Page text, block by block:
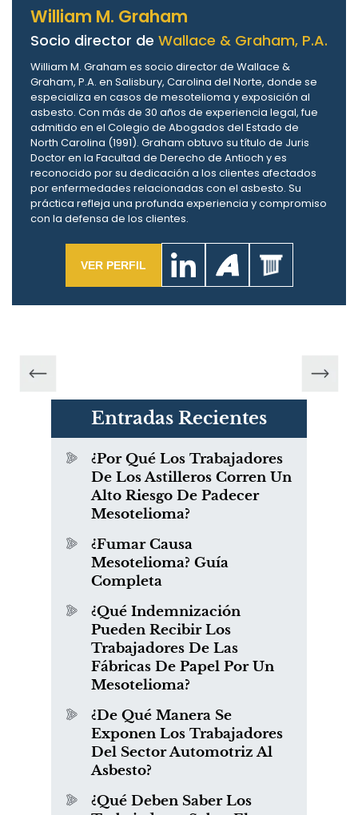
William M. Graham
Socio director de Wallace & Graham, P.A.
William M. Graham es socio director de Wallace &
Graham, P.A. en Salisbury, Carolina del Norte, donde se
especializa en casos de mesotelioma y exposición al
asbesto. Con más de 30 años de experiencia legal, fue
admitido en el Colegio de Abogados del Estado de
North Carolina (1991). Graham obtuvo su título de Juris
Doctor en la Facultad de Derecho de Antioch y es
reconocido por su dedicación a los clientes afectados
por enfermedades relacionadas con el asbesto. Su
práctica refleja una profunda experiencia y compromiso
con la defensa de los clientes.
VER PERFIL
Entradas Recientes
¿Por Qué Los Trabajadores
De Los Astilleros Corren Un
Alto Riesgo De Padecer
Mesotelioma?
¿Fumar Causa
Mesotelioma? Guía
Completa
¿Qué Indemnización
Pueden Recibir Los
Trabajadores De Las
Fábricas De Papel Por Un
Mesotelioma?
¿De Qué Manera Se
Exponen Los Trabajadores
Del Sector Automotriz Al
Asbesto?
¿Qué Deben Saber Los